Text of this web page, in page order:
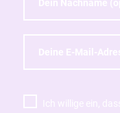
Ich willige ein,